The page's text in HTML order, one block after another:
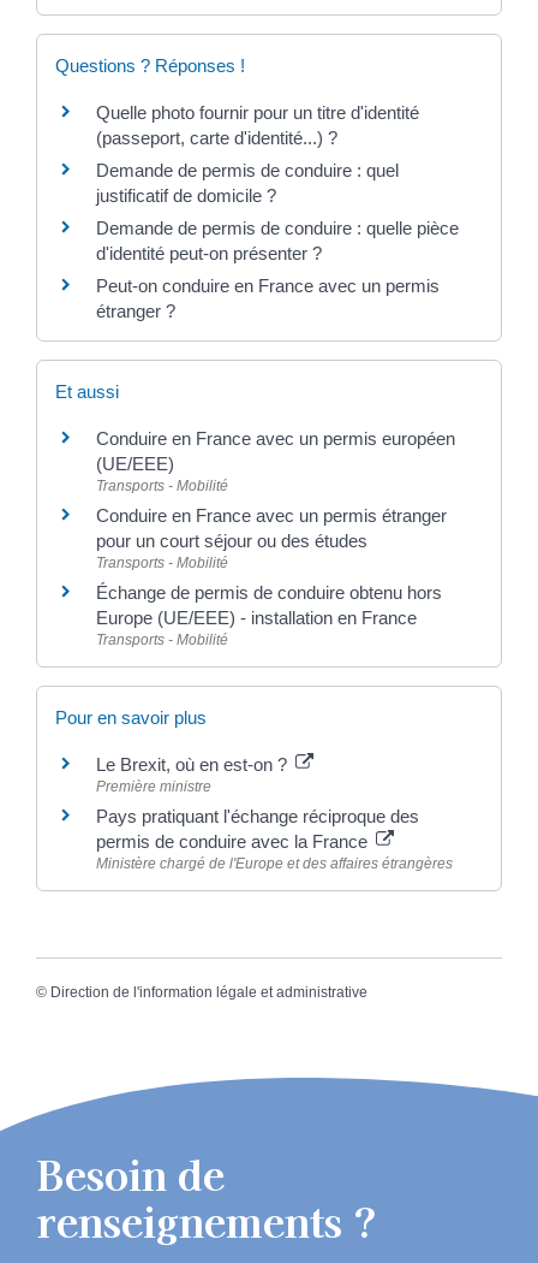
Questions ? Réponses !
Quelle photo fournir pour un titre d'identité
(passeport, carte d'identité...) ?
Demande de permis de conduire : quel
justificatif de domicile ?
Demande de permis de conduire : quelle pièce
d'identité peut-on présenter ?
Peut-on conduire en France avec un permis
étranger ?
Et aussi
Conduire en France avec un permis européen
(UE/EEE)
Transports - Mobilité
Conduire en France avec un permis étranger
pour un court séjour ou des études
Transports - Mobilité
Échange de permis de conduire obtenu hors
Europe (UE/EEE) - installation en France
Transports - Mobilité
Pour en savoir plus
Le Brexit, où en est-on ?
Première ministre
Pays pratiquant l'échange réciproque des
permis de conduire avec la France
Ministère chargé de l'Europe et des affaires étrangères
© Direction de l'information légale et administrative
Besoin de
renseignements ?